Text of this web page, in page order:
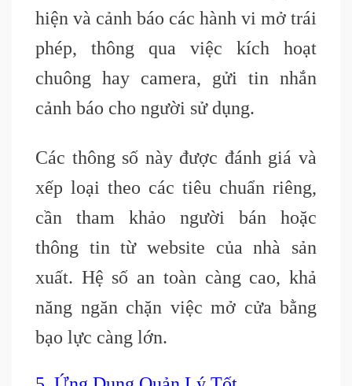
hiện và cảnh báo các hành vi mở trái
phép, thông qua việc kích hoạt
chuông hay camera, gửi tin nhắn
cảnh báo cho người sử dụng.
Các thông số này được đánh giá và
xếp loại theo các tiêu chuẩn riêng,
cần tham khảo người bán hoặc
thông tin từ website của nhà sản
xuất. Hệ số an toàn càng cao, khả
năng ngăn chặn việc mở cửa bằng
bạo lực càng lớn.